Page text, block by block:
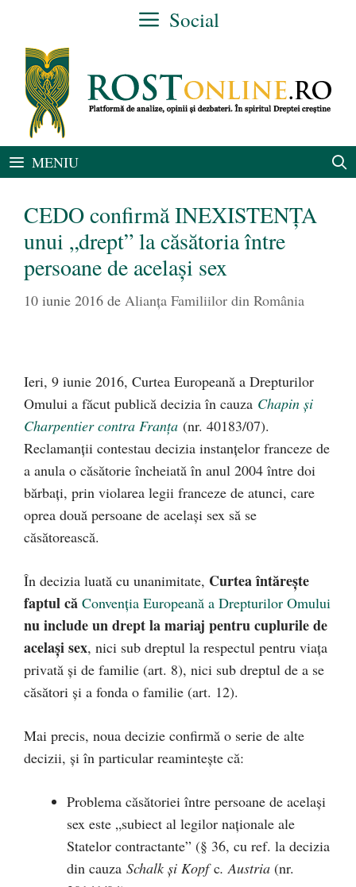
conținut
Social
MENIU
CEDO confirmă INEXISTENȚA
unui „drept” la căsătoria între
persoane de același sex
10 iunie 2016 de Alianţa Familiilor din România
Ieri, 9 iunie 2016, Curtea Europeană a Drepturilor
Omului a făcut publică decizia în cauza Chapin și
Charpentier contra Franța (nr. 40183/07).
Reclamanții contestau decizia instanțelor franceze de
a anula o căsătorie încheiată în anul 2004 între doi
bărbați, prin violarea legii franceze de atunci, care
oprea două persoane de același sex să se
căsătorească.
În decizia luată cu unanimitate, Curtea întărește
faptul că Convenția Europeană a Drepturilor Omului
nu include un drept la mariaj pentru cuplurile de
același sex, nici sub dreptul la respectul pentru viața
privată și de familie (art. 8), nici sub dreptul de a se
căsători și a fonda o familie (art. 12).
Mai precis, noua decizie confirmă o serie de alte
decizii, și în particular reamintește că:
Problema căsătoriei între persoane de același
sex este „subiect al legilor naționale ale
Statelor contractante” (§ 36, cu ref. la decizia
din cauza Schalk și Kopfc. Austria (nr.